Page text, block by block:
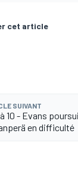
cet article
SUIVANT
10 - Evans
en difficulté